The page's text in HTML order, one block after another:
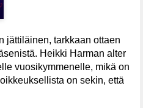
jättiläinen, tarkkaan ottaen
Heikki Harman alter
vuosikymmenelle, mikä on
on sekin, että